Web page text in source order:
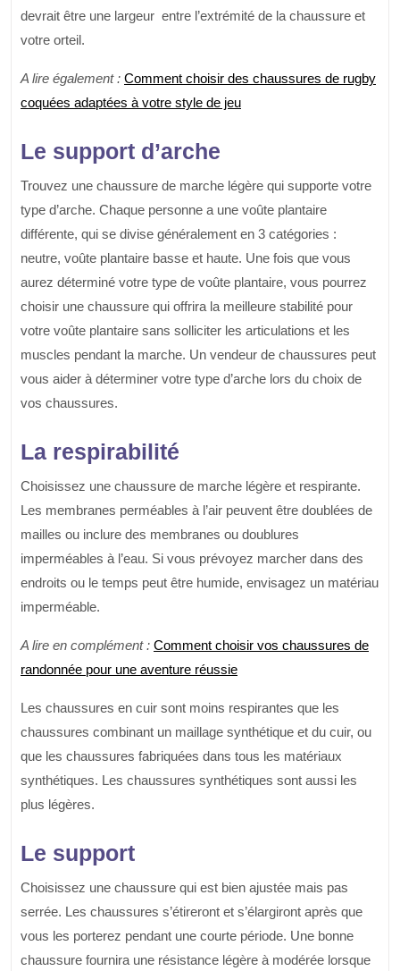
devrait être une largeur entre l’extrémité de la chaussure et
votre orteil.
A lire également : Comment choisir des chaussures de rugby
coquées adaptées à votre style de jeu
Le support d’arche
Trouvez une chaussure de marche légère qui supporte votre
type d’arche. Chaque personne a une voûte plantaire
différente, qui se divise généralement en 3 catégories :
neutre, voûte plantaire basse et haute. Une fois que vous
aurez déterminé votre type de voûte plantaire, vous pourrez
choisir une chaussure qui offrira la meilleure stabilité pour
votre voûte plantaire sans solliciter les articulations et les
muscles pendant la marche. Un vendeur de chaussures peut
vous aider à déterminer votre type d’arche lors du choix de
vos chaussures.
La respirabilité
Choisissez une chaussure de marche légère et respirante.
Les membranes perméables à l’air peuvent être doublées de
mailles ou inclure des membranes ou doublures
imperméables à l’eau. Si vous prévoyez marcher dans des
endroits ou le temps peut être humide, envisagez un matériau
imperméable.
A lire en complément : Comment choisir vos chaussures de
randonnée pour une aventure réussie
Les chaussures en cuir sont moins respirantes que les
chaussures combinant un maillage synthétique et du cuir, ou
que les chaussures fabriquées dans tous les matériaux
synthétiques. Les chaussures synthétiques sont aussi les
plus légères.
Le support
Choisissez une chaussure qui est bien ajustée mais pas
serrée. Les chaussures s’étireront et s’élargiront après que
vous les porterez pendant une courte période. Une bonne
chaussure fournira une résistance légère à modérée lorsque